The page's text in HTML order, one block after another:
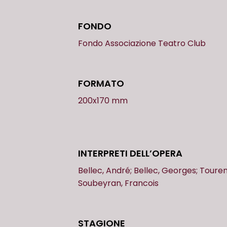
FONDO
Fondo Associazione Teatro Club
FORMATO
200x170 mm
INTERPRETI DELL’OPERA
Bellec, André; Bellec, Georges;
Soubeyran, Francois
STAGIONE